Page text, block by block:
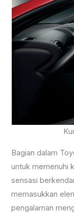
Bagian dalam
untuk memenuhi
sensasi
memasukkan
pengalaman